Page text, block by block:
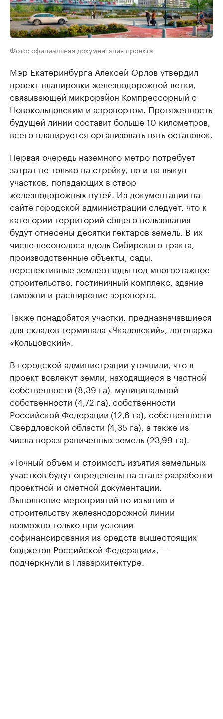
Фото: официальная документация проекта
Мэр Екатеринбурга Алексей Орлов утвердил
проект планировки железнодорожной ветки,
связывающей микрорайон Компрессорный с
Новокольцовским и аэропортом. Протяженность
будущей линии составит больше 10 километров,
всего планируется организовать пять остановок.
Первая очередь наземного метро потребует
затрат не только на стройку, но и на выкуп
участков, попадающих в створ
железнодорожных путей. Из документации на
сайте городской администрации следует, что к
категории территорий общего пользования
будут отнесены десятки гектаров земель. В их
числе лесополоса вдоль Сибирского тракта,
производственные объекты, сады,
перспективные землеотводы под многоэтажное
строительство, гостиничный комплекс, здание
таможни и расширение аэропорта.
Также понадобятся участки, предназначавшиеся
для складов терминала «Чкаловский», логопарка
«Кольцовский».
В городской администрации уточнили, что в
проект вовлекут земли, находящиеся в частной
собственности (8,39 га), муниципальной
собственности (4,72 га), собственности
Российской Федерации (12,6 га), собственности
Свердловской области (4,35 га), а также из
числа неразграниченных земель (23,99 га).
«Точный объем и стоимость изъятия земельных
участков будут определены на этапе разработки
проектной и сметной документации.
Выполнение мероприятий по изъятию и
строительству железнодорожной линии
возможно только при условии
софинансирования из средств вышестоящих
бюджетов Российской Федерации», —
подчеркнули в Главархитектуре.